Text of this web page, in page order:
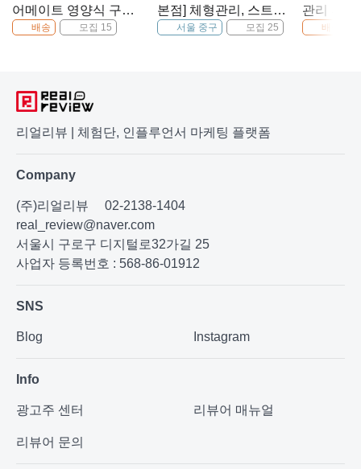
어메이트 영양식 구수
한 곡물맛
배송 모집 15
본점] 체형관리, 스트레
칭 프로그램 이용권
서울 중구 모집 25
관리 후씨
배송
리얼리뷰 | 체험단, 인플루언서 마케팅 플랫폼
Company
(주)리얼리뷰
02-2138-1404
real_review@naver.com
서울시 구로구 디지털로32가길 25
사업자 등록번호 : 568-86-01912
SNS
Blog Instagram
Info
광고주 센터 리뷰어 매뉴얼
리뷰어 문의